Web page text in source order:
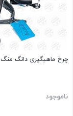
چرخ ماهیگیری دانگ منگ FA7000
ناموجود